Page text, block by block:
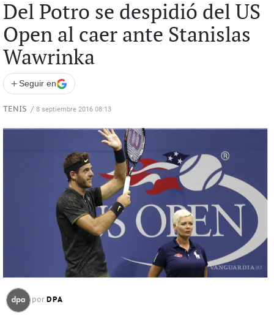
Del Potro se despidió del US
Open al caer ante Stanislas
Wawrinka
+ Seguir en
TENIS / 8 septiembre 2016 08:13
por DPA